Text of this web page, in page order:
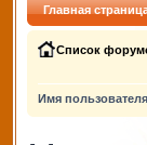
Главная
Список
Имя